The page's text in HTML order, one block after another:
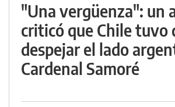
"Una vergüenza": un
criticó que Chile tuvo
despejar el lado
Cardenal Samoré